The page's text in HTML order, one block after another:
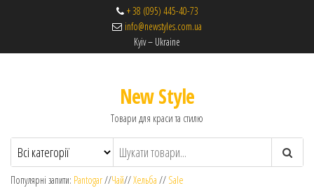
+ 38 (095) 445-40-73
info@newstyles.com.ua
Kyiv – Ukraine
New Style
Товари для краси та стилю
Популярні запити: Pantogar//Чай//Хельба // Sale